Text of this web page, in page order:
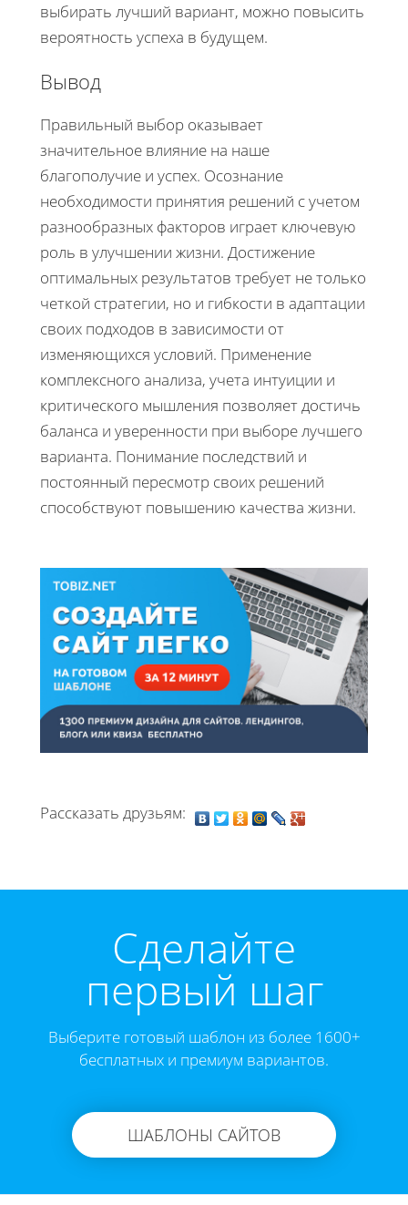
выбирать лучший вариант, можно повысить
вероятность успеха в будущем.
Вывод
Правильный выбор оказывает
значительное влияние на наше
благополучие и успех. Осознание
необходимости принятия решений с учетом
разнообразных факторов играет ключевую
роль в улучшении жизни. Достижение
оптимальных результатов требует не только
четкой стратегии, но и гибкости в адаптации
своих подходов в зависимости от
изменяющихся условий. Применение
комплексного анализа, учета интуиции и
критического мышления позволяет достичь
баланса и уверенности при выборе лучшего
варианта. Понимание последствий и
постоянный пересмотр своих решений
способствуют повышению качества жизни.
Рассказать друзьям:
Cделайте
первый шаг
Выберите готовый шаблон из более 1600+
бесплатных и премиум вариантов.
ШАБЛОНЫ САЙТОВ